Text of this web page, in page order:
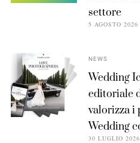
settore
5 AGOSTO 2026
NEWS
Wedding
editoriale
valorizza i
Wedding
30 LUGLIO 2026